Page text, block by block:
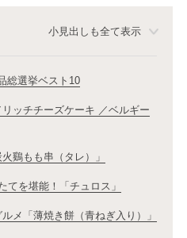
小見出しも全て表示
総選挙ベスト10
ッチチーズケーキ ／ベルギー
鷄もも串（タレ）」
てを堪能！「チュロス」
メ「薄焼き餅（青ねぎ入り）」